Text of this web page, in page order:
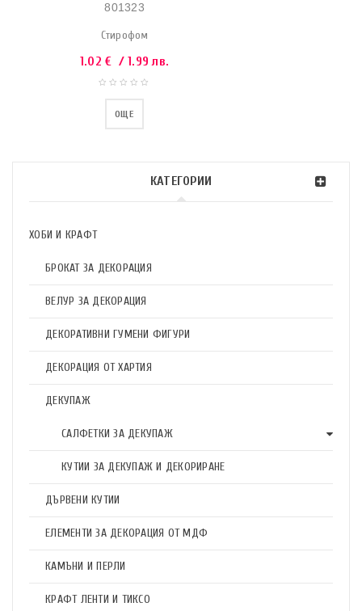
КАТЕГОРИИ
ХОБИ И КРАФТ
БРОКАТ ЗА ДЕКОРАЦИЯ
ВЕЛУР ЗА ДЕКОРАЦИЯ
ДЕКОРАТИВНИ ГУМЕНИ ФИГУРИ
ДЕКОРАЦИЯ ОТ ХАРТИЯ
ДЕКУПАЖ
САЛФЕТКИ ЗА ДЕКУПАЖ
КУТИИ ЗА ДЕКУПАЖ И ДЕКОРИРАНЕ
ДЪРВЕНИ КУТИИ
ЕЛЕМЕНТИ ЗА ДЕКОРАЦИЯ ОТ МДФ
КАМЪНИ И ПЕРЛИ
КРАФТ ЛЕНТИ И ТИКСО
801323
Стирофом
1.02€ / 1.99 лв.
ОЩЕ